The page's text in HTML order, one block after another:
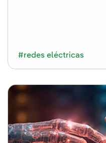
#redes eléctricas